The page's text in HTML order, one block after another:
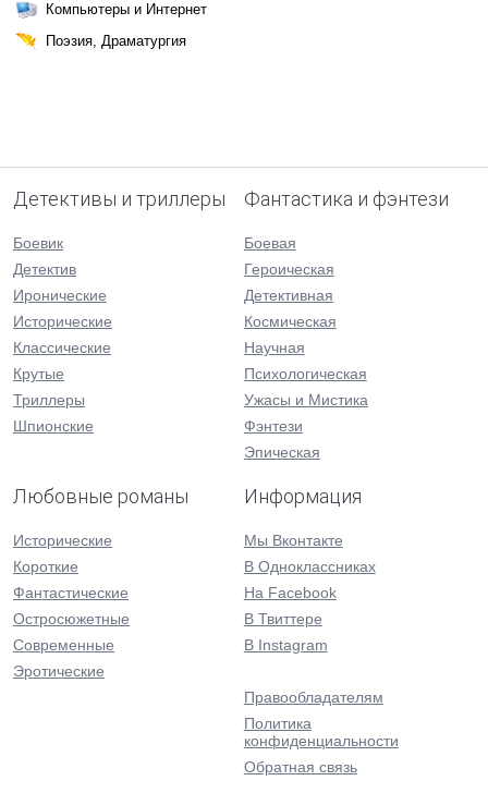
Компьютеры и Интернет
Поэзия, Драматургия
Детективы и триллеры
Боевик
Детектив
Иронические
Исторические
Классические
Крутые
Триллеры
Шпионские
Фантастика и фэнтези
Боевая
Героическая
Детективная
Космическая
Научная
Психологическая
Ужасы и Мистика
Фэнтези
Эпическая
Любовные романы
Исторические
Короткие
Фантастические
Остросюжетные
Современные
Эротические
Информация
Мы Вконтакте
В Одноклассниках
На Facebook
В Твиттере
В Instagram
Правообладателям
Политика
конфиденциальности
Обратная связь